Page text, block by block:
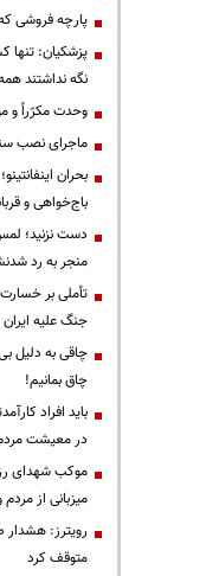
پارچه فروشی
پزشکیان: تنها
نگه نداشتند
وحدت مکرّراً و
ماجرای نصب
بحران
باج‌خواهی و
دست نزنید؛
منجر به رد
تأملی بر
جنگ علیه ایران
چاقی به دلیل
چاق بمانیم!
باید افراد
در معیشت
میزبانی از
رویترز:
متوقف کرد